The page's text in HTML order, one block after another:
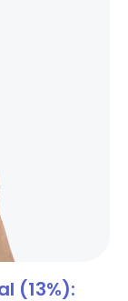
(13%):